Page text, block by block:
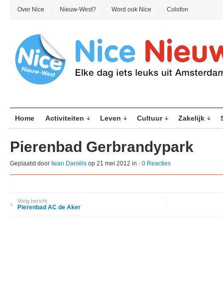
Over Nice Nieuw-West? Word ook Nice Colofon
Home Activiteiten Leven Cultuur Zakelijk
Pierenbad Gerbrandypark
Geplaatst door Iwan Daniëls op 21 mei 2012 in · 0 Reacties
Vorig bericht
Pierenbad AC de Aker